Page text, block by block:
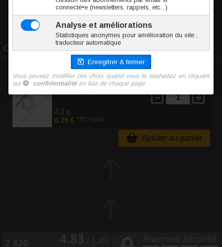
Commander
A Longueur
ZCCC022-45
3.2 g
0.75 € TTC l'unité
Ajouter au panier